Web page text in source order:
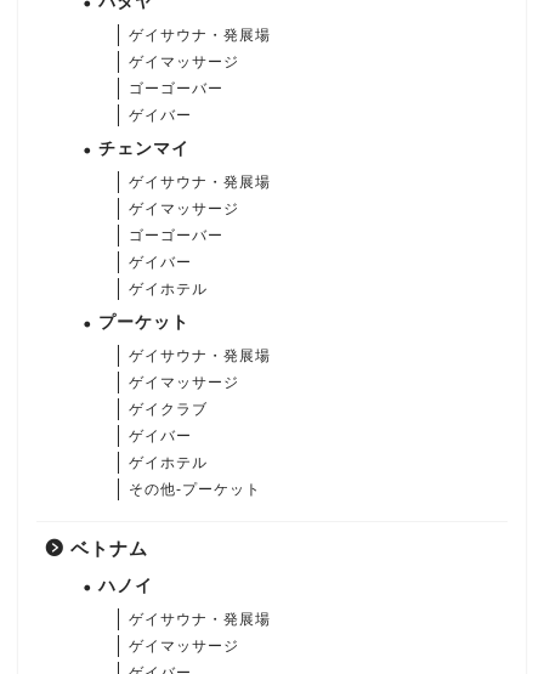
ゲイサウナ・発展場
ゲイマッサージ
ゴーゴーバー
ゲイバー
チェンマイ
ゲイサウナ・発展場
ゲイマッサージ
ゴーゴーバー
ゲイバー
ゲイホテル
プーケット
ゲイサウナ・発展場
ゲイマッサージ
ゲイクラブ
ゲイバー
ゲイホテル
その他-プーケット
ベトナム
ハノイ
ゲイサウナ・発展場
ゲイマッサージ